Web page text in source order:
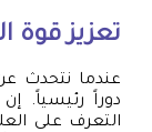
تعزيز قوة
عندما نتحدث
دوراً رئيسياً.
التعرف على